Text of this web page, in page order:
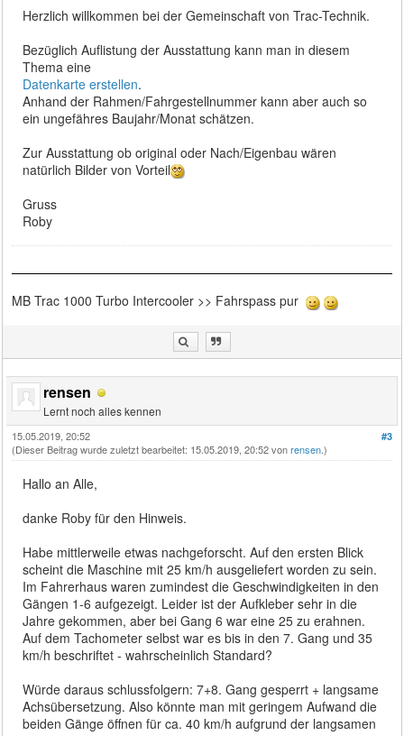
Herzlich willkommen bei der Gemeinschaft von Trac-Technik.
Bezüglich Auflistung der Ausstattung kann man in diesem
Thema eine
Datenkarte erstellen.
Anhand der Rahmen/Fahrgestellnummer kann aber auch so
ein ungefähres Baujahr/Monat schätzen.
Zur Ausstattung ob original oder Nach/Eigenbau wären
natürlich Bilder von Vorteil
Gruss
Roby
MB Trac 1000 Turbo Intercooler >> Fahrspass pur
rensen
Lernt noch alles kennen
#3
15.05.2019, 20:52
(Dieser Beitrag wurde zuletzt bearbeitet: 15.05.2019, 20:52 vonrensen.)
Hallo an Alle,
danke Roby für den Hinweis.
Habe mittlerweile etwas nachgeforscht. Auf den ersten Blick
scheint die Maschine mit 25 km/h ausgeliefert worden zu sein.
Im Fahrerhaus waren zumindest die Geschwindigkeiten in den
Gängen 1-6 aufgezeigt. Leider ist der Aufkleber sehr in die
Jahre gekommen, aber bei Gang 6 war eine 25 zu erahnen.
Auf dem Tachometer selbst war es bis in den 7. Gang und 35
km/h beschriftet - wahrscheinlich Standard?
Würde daraus schlussfolgern: 7+8. Gang gesperrt + langsame
Achsübersetzung. Also könnte man mit geringem Aufwand die
beiden Gänge öffnen für ca. 40 km/h aufgrund der langsamen